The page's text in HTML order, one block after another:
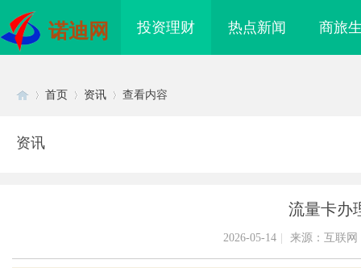
诺迪网 投资理财 热点新闻 商旅
首页 资讯 查看内容
资讯
流量卡办
2026-05-14 来源：互联网